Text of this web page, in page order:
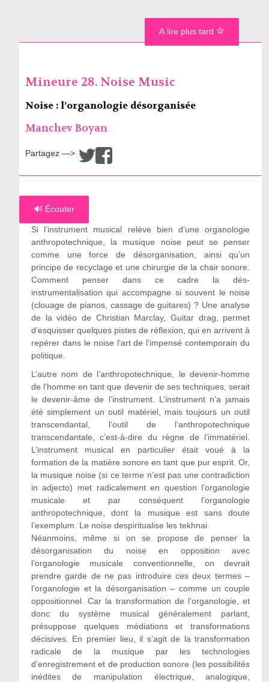
Mineure 28. Noise Music
Noise : l’organologie désorganisée
Manchev Boyan
Partagez —> /
🔊 Écouter
Si l’instrument musical relève bien d’une organologie
anthropotechnique, la musique noise peut se penser
comme une force de désorganisation, ainsi qu’un
principe de recyclage et une chirurgie de la chair sonore.
Comment penser dans ce cadre la dés-
instrumentalisation qui accompagne si souvent le noise
(clouage de pianos, cassage de guitares) ? Une analyse
de la vidéo de Christian Marclay, Guitar drag, permet
d’esquisser quelques pistes de réflexion, qui en arrivent à
repérer dans le noise l’art de l’impensé contemporain du
politique.
L’autre nom de l’anthropotechnique, le devenir-homme
de l’homme en tant que devenir de ses techniques, serait
le devenir-âme de l’instrument. L’instrument n’a jamais
été simplement un outil matériel, mais toujours un outil
transcendantal, l’outil de l’anthropotechnique
transcendantale, c’est-à-dire du règne de l’immatériel.
L’instrument musical en particulier était voué à la
formation de la matière sonore en tant que pur esprit. Or,
la musique noise (si ce terme n’est pas une contradiction
in adjecto) met radicalement en question l’organologie
musicale et par conséquent l’organologie
anthropotechnique, dont la musique est sans doute
l’exemplum. Le noise despiritualise les tekhnai.
Néanmoins, même si on se propose de penser la
désorganisation du noise en opposition avec
l’organologie musicale conventionnelle, on devrait
prendre garde de ne pas introduire ces deux termes –
l’organologie et la désorganisation – comme un couple
oppositionnel. Car la transformation de l’organologie, et
donc du système musical généralement parlant,
présuppose quelques médiations et transformations
décisives. En premier lieu, il s’agit de la transformation
radicale de la musique par les technologies
d’enregistrement et de production sonore (les possibilités
inédites de manipulation électrique, analogique,
A lire plus tard